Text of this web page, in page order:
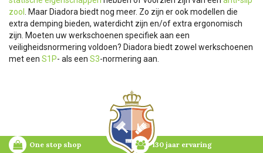
zool
. Maar Diadora biedt nog meer. Zo zijn er ook modellen die
extra demping bieden, waterdicht zijn en/of extra ergonomisch
zijn. Moeten uw werkschoenen specifiek aan een
veiligheidsnormering voldoen? Diadora biedt zowel werkschoenen
met een S1P- als een S3-normering aan.
One stop shop 130 jaar ervaring